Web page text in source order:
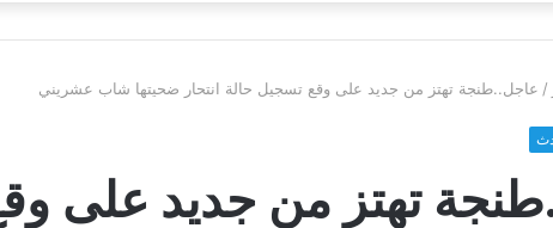
/ عاجل..طنجة تهتز من جديد على وقع تسجيل حالة انتحار ضحيتها شاب عشريني
تهتز من جديد على